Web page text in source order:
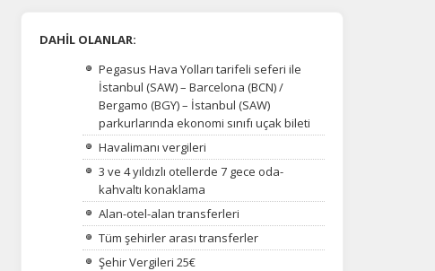
DAHİL OLANLAR:
Pegasus Hava Yolları tarifeli seferi ile
İstanbul (SAW) – Barcelona (BCN) /
Bergamo (BGY) – İstanbul (SAW)
parkurlarında ekonomi sınıfı uçak bileti
Havalimanı vergileri
3 ve 4 yıldızlı otellerde 7 gece oda-
kahvaltı konaklama
Alan-otel-alan transferleri
Tüm şehirler arası transferler
Şehir Vergileri 25€